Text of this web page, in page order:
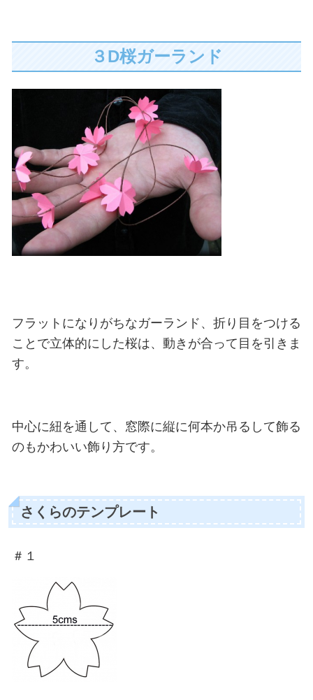
３D桜ガーランド
フラットになりがちなガーランド、折り目をつける
ことで立体的にした桜は、動きが合って目を引きま
す。
中心に紐を通して、窓際に縦に何本か吊るして飾る
のもかわいい飾り方です。
さくらのテンプレート
＃１